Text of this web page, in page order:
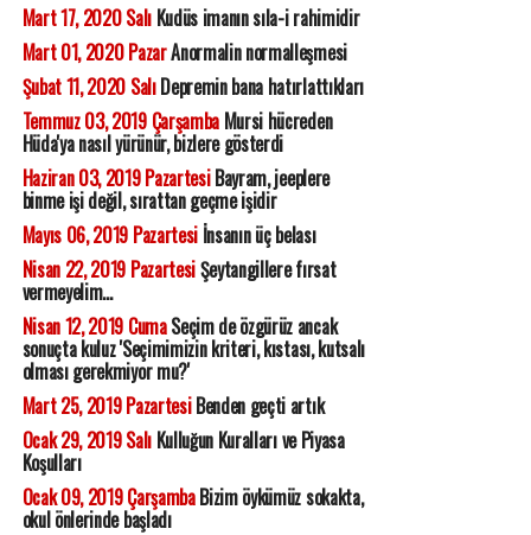
Mart 17, 2020 SalıKudüs imanın sıla-i rahimidir
Mart 01, 2020 PazarAnormalin normalleşmesi
Şubat 11, 2020 SalıDepremin bana hatırlattıkları
Temmuz 03, 2019 ÇarşambaMursi hücreden
Hüda'ya nasıl yürünür, bizlere gösterdi
Haziran 03, 2019 PazartesiBayram, jeeplere
binme işi değil, sırattan geçme işidir
Mayıs 06, 2019 Pazartesiİnsanın üç belası
Nisan 22, 2019 PazartesiŞeytangillere fırsat
vermeyelim...
Nisan 12, 2019 CumaSeçim de özgürüz ancak
sonuçta kuluz 'Seçimimizin kriteri, kıstası, kutsalı
olması gerekmiyor mu?'
Mart 25, 2019 PazartesiBenden geçti artık
Ocak 29, 2019 SalıKulluğun Kuralları ve Piyasa
Koşulları
Ocak 09, 2019 ÇarşambaBizim öykümüz sokakta,
okul önlerinde başladı